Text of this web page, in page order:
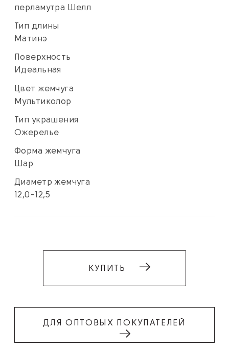
перламутра Шелл
Тип длины
Матинэ
Поверхность
Идеальная
Цвет жемчуга
Мультиколор
Тип украшения
Ожерелье
Форма жемчуга
Шар
Диаметр жемчуга
12,0-12,5
КУПИТЬ
ДЛЯ ОПТОВЫХ ПОКУПАТЕЛЕЙ